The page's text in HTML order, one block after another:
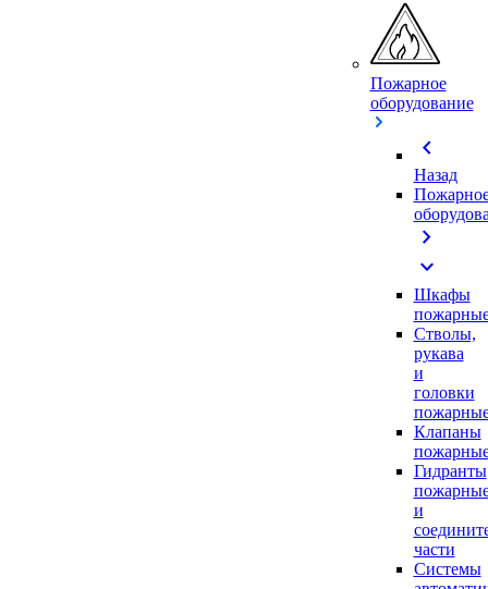
Пожарное
оборудование
chevron_left
Назад
chevron_right
expand_more
Шкафы
Стволы,
рукава
и
головки
Клапаны
Гидранты
и
части
Системы